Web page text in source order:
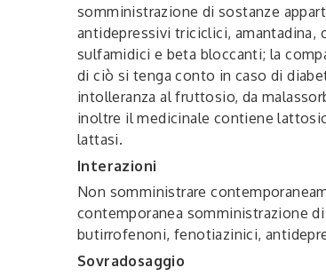
somministrazione di sostanze
antidepressivi triciclici, amantadina,
sulfamidici e beta bloccanti; la
di ciò si tenga conto in caso di
intolleranza al fruttosio, da
inoltre il medicinale contiene
lattasi.
Interazioni
Non somministrare
contemporanea somministrazione
butirrofenoni, fenotiazinici,
Sovradosaggio